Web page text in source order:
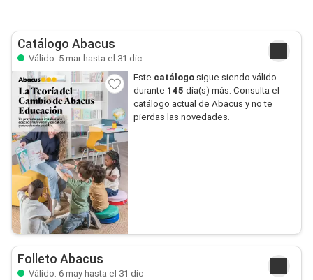
Catálogo Abacus
Válido: 5 mar hasta el 31 dic
Este catálogosigue siendo válido
durante 145 día(s) más. Consulta el
catálogo actual de Abacus y no te
pierdas las novedades.
Folleto Abacus
Válido: 6 may hasta el 31 dic